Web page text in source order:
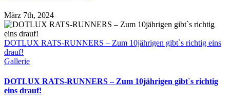
März 7th, 2024
DOTLUX RATS-RUNNERS – Zum 10jährigen gibt`s richtig eins
drauf!
Gallerie
DOTLUX RATS-RUNNERS – Zum 10jährigen gibt`s richtig
eins drauf!